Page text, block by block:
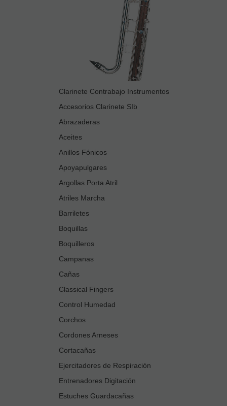
Clarinete Contrabajo Instrumentos
Accesorios Clarinete SIb
Abrazaderas
Aceites
Anillos Fónicos
Apoyapulgares
Argollas Porta Atril
Atriles Marcha
Barriletes
Boquillas
Boquilleros
Campanas
Cañas
Classical Fingers
Control Humedad
Corchos
Cordones Arneses
Cortacañas
Ejercitadores de Respiración
Entrenadores Digitación
Estuches Guardacañas